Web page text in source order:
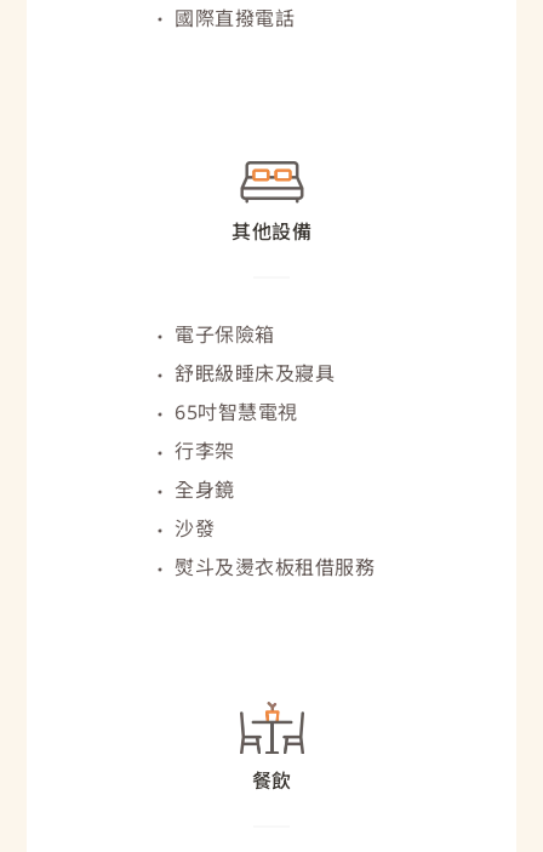
國際直撥電話
其他設備
電子保險箱
舒眠級睡床及寢具
65吋智慧電視
行李架
全身鏡
沙發
熨斗及燙衣板租借服務
餐飲